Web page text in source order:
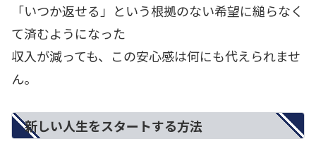
「いつか返せる」という根拠のない希望に縋らなく
て済むようになった
収入が減っても、この安心感は何にも代えられませ
ん。
新しい人生をスタートする方法